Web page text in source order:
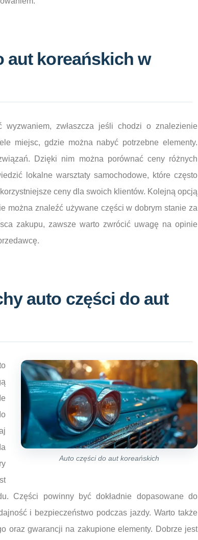
aut koreańskich w
zwłaszcza jeśli chodzi o znalezienie
miejsc, gdzie można nabyć potrzebne elementy.
Dzięki nim można porównać ceny różnych
lokalne warsztaty samochodowe, które często
ceny dla swoich klientów. Kolejną opcją
można znaleźć używane części w dobrym stanie za
zakupu, zawsze warto zwrócić uwagę na opinie
auto części do aut
Auto części do aut koreańskich
Części powinny być dokładnie dopasowane do
i bezpieczeństwo podczas jazdy. Warto także
oraz gwarancji na zakupione elementy. Dobrze jest